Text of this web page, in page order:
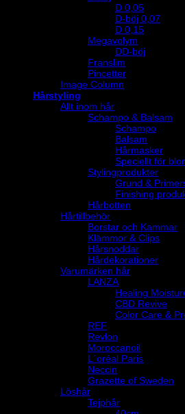
D 0,05
D-böj 0,07
D 0,15
Megavolym
DD-böj
Franslim
Pincetter
Image Column
Hårstyling
Allt inom hår
Schampo & Balsam
Schampo
Balsam
Hårmasker
Speciellt för
Stylingprodukter
Grund &
Finishing
Hårbotten
Hårtillbehör
Borstar och Kammar
Klämmor & Clips
Hårsnoddar
Hårdekorationer
Varumärken hår
LANZA
Healing
CBD Revive
Color Care &
REF
Revlon
Moroccanoil
L´oréal Paris
Neccin
Grazette of Sweden
Löshår
Tejphår